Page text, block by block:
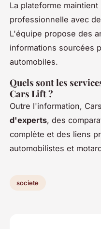
La plateforme maintient
professionnelle avec
L'équipe propose des
informations sourcées
automobiles.
Quels sont les
Cars Lift ?
Outre l'information,
d'experts, des
complète et des liens
automobilistes et
societe